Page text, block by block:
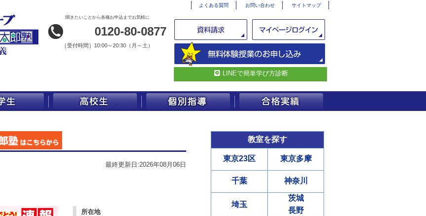
聞きたいことから各種お申込までお気軽に
0120-80-0877
［受付時間］10:00～20:30（月～土）
よくある質問 お問い合わせ サイトマップ
LINEで簡単学び方診断
最終更新日:2026年08月06日
所在地
教室を探す
東京23区 東京多摩
千葉 神奈川
埼玉
茨城
長野